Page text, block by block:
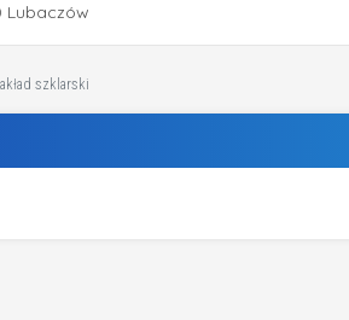
Lubaczów
szklarski